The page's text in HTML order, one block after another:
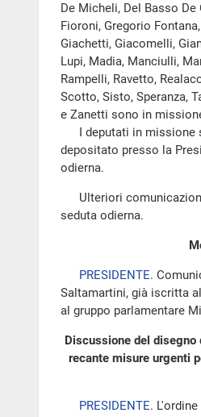
De Micheli, Del Basso De
Fioroni, Gregorio
Giachetti, Giacomelli,
Lupi, Madia, Manciulli,
Rampelli, Ravetto,
Scotto, Sisto, Speranza,
e Zanetti sono in
I deputati in missione
depositato presso la
odierna.
Ulteriori comunicazioni
seduta odierna.
PRESIDENTE.
Saltamartini, già iscritta
al gruppo parlamentare
Discussione del
recante misure urgenti
PRESIDENTE.